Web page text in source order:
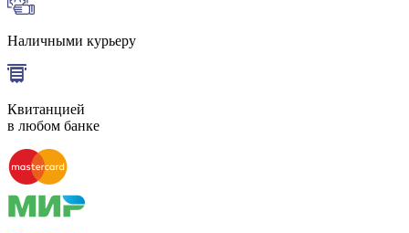
Наличными курьеру
Квитанцией
в любом банке